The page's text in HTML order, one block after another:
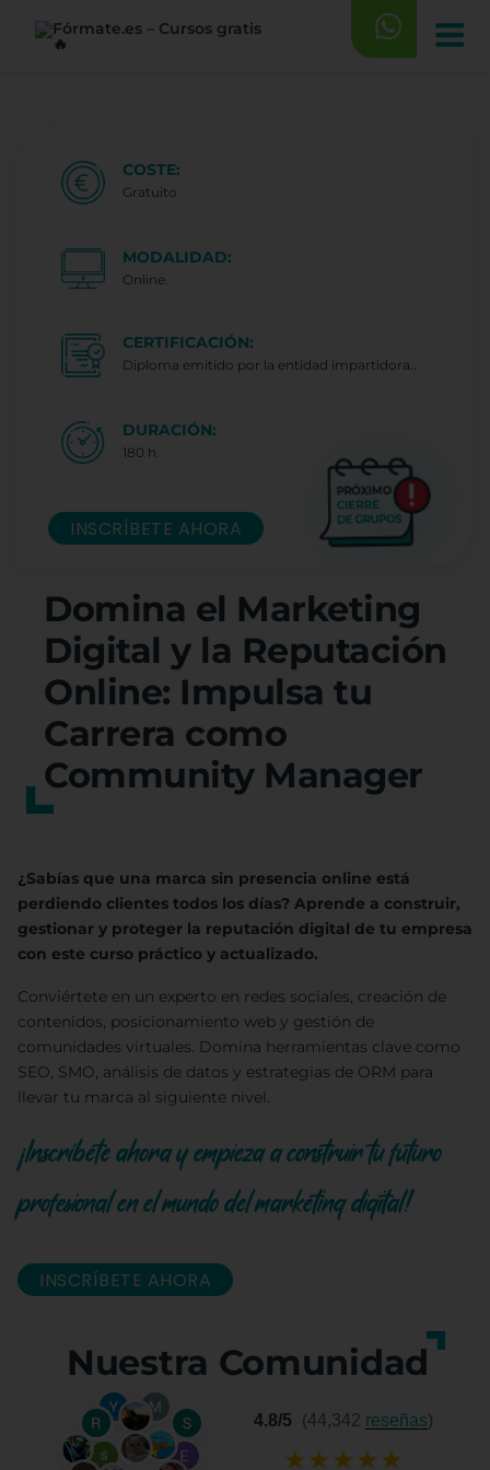
Domina el Marketing
Digital y la Reputación
Online: Impulsa tu
Carrera como
Community Manager
¿Sabías que una marca sin presencia online está
perdiendo clientes todos los días? Aprende a construir,
gestionar y proteger la reputación digital de tu empresa
con este curso práctico y actualizado.
Conviértete en un experto en redes sociales, creación de
contenidos, posicionamiento web y gestión de
comunidades virtuales. Domina herramientas clave como
SEO, SMO, análisis de datos y estrategias de ORM para
llevar tu marca al siguiente nivel.
¡Inscríbete ahora y empieza a construir tu futuro
profesional en el mundo del marketing digital!
INSCRÍBETE AHORA
Nuestra Comunidad
4.8/5 (44,342 reseñas)
★★★★★
COSTE:
Gratuito
MODALIDAD:
Online.
CERTIFICACIÓN:
Diploma emitido por la entidad impartidora..
DURACIÓN:
180 h.
INSCRÍBETE AHORA